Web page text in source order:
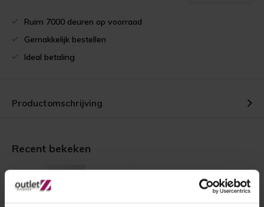
Ruim 7000 deuren op voorraad
Gemakkelijk bestellen
Ideal betaling
Productomschrijving
Recent bekeken